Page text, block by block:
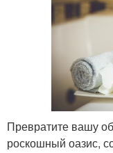
Превратите вашу
роскошный оазис,